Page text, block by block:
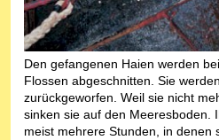
Den gefangenen Haien werden
Flossen abgeschnitten. Sie
zurückgeworfen. Weil sie nicht
sinken sie auf den Meeresboden.
meist mehrere Stunden, in denen